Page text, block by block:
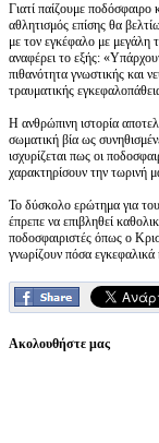
Γιατί παίζουμε
αθλητισμός επίσης θα
με τον εγκέφαλο με
αναφέρει το εξής:
πιθανότητα γνωστικής και
τραυματικής
Η ανθρώπινη ιστορία
σωματική βία ως
ισχυρίζεται πως οι
χαρακτηρίσουν την τωρινή
Το δύσκολο ερώτημα για
έπρεπε να επιβληθεί
ποδοσφαιριστές όπως ο
γνωρίζουν πόσα
Ακολουθήστε μας